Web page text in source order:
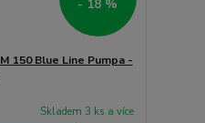
- 18 %
150 Blue Line Pumpa -
Skladem 3 ks a více